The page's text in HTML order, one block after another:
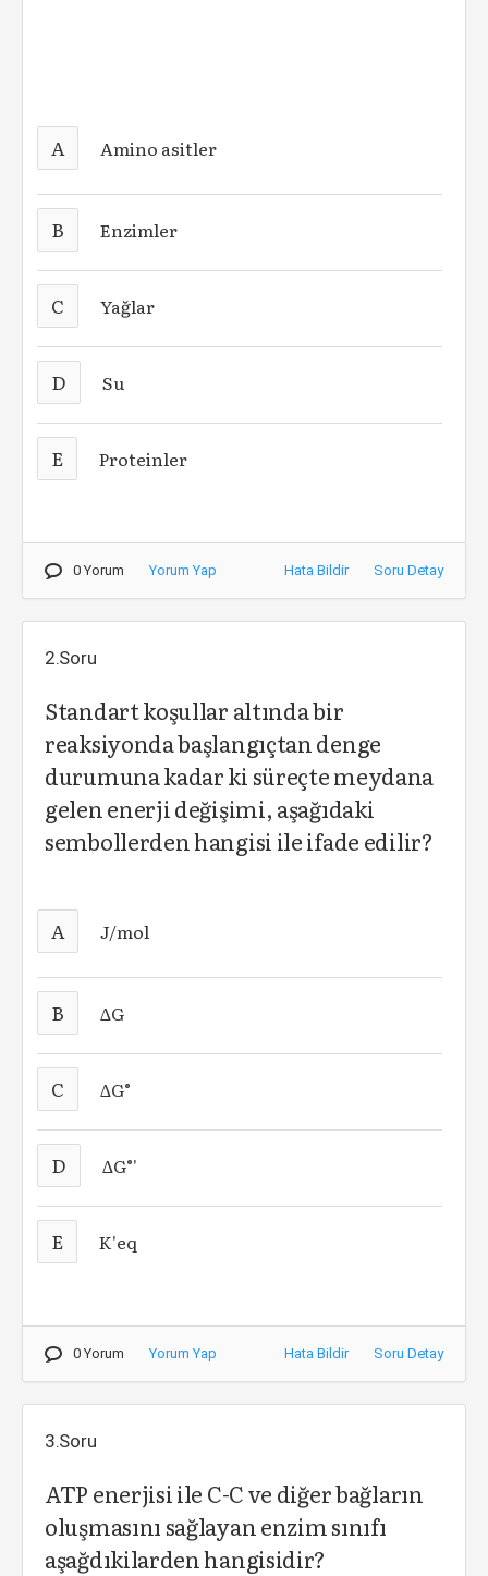
A Amino asitler
B Enzimler
C Yağlar
D Su
E Proteinler
0 Yorum Yorum Yap Hata Bildir Soru Detay
2.Soru
Standart koşullar altında bir
reaksiyonda başlangıçtan denge
durumuna kadar ki süreçte meydana
gelen enerji değişimi, aşağıdaki
sembollerden hangisi ile ifade edilir?
A J/mol
B ∆G
C ∆G°
D ∆G°'
E K'eq
0 Yorum Yorum Yap Hata Bildir Soru Detay
3.Soru
ATP enerjisi ile C-C ve diğer bağların
oluşmasını sağlayan enzim sınıfı
aşağdıkilarden hangisidir?